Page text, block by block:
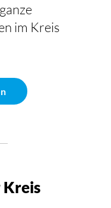
im Kreis
Kreis